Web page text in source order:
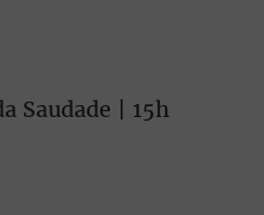
Saudade | 15h